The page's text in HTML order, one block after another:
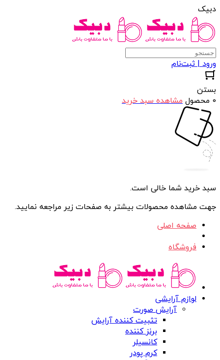
دبیک
ورود | ثبت‌نام
بستن
0 محصول
مشاهده سبد خرید
سبد خرید شما خالی است.
جهت مشاهده محصولات بیشتر به صفحات زیر مراجعه نمایید.
صفحه اصلی
فروشگاه
لوازم آرایشی
آرایش صورت
تثبیت کننده آرایش
برنز کننده
کانسیلر
کرم پودر